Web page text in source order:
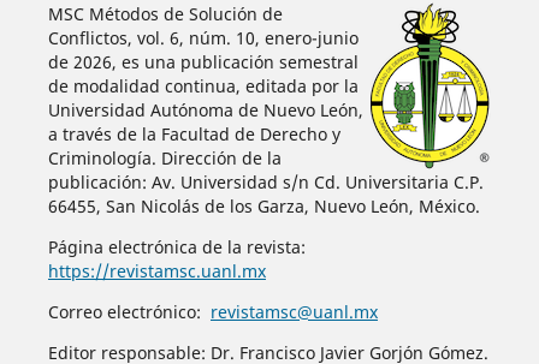
MSC Métodos de Solución de
Conflictos, vol. 6, núm. 10, enero-junio
de 2026, es una publicación semestral
de modalidad continua, editada por la
Universidad Autónoma de Nuevo León,
a través de la Facultad de Derecho y
Criminología. Dirección de la
publicación: Av. Universidad s/n Cd. Universitaria C.P.
66455, San Nicolás de los Garza, Nuevo León, México.
Página electrónica de la revista:
https://revistamsc.uanl.mx
Correo electrónico: revistamsc@uanl.mx
Editor responsable: Dr. Francisco Javier Gorjón Gómez.